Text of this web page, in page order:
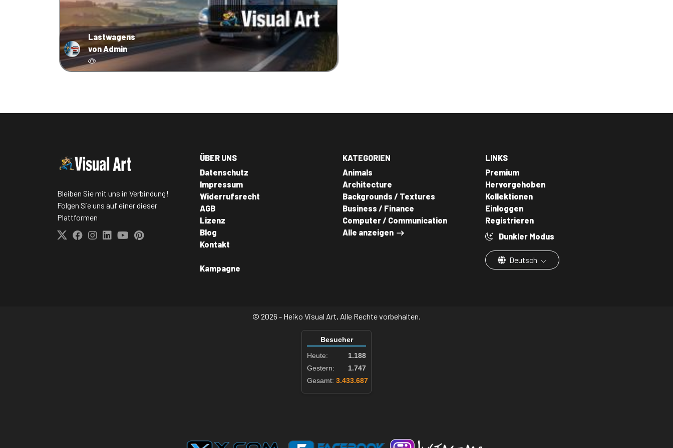
Lastwagens
von Admin
Bleiben Sie mit uns in Verbindung!
Folgen Sie uns auf einer dieser
Plattformen
ÜBER UNS
Datenschutz
Impressum
Widerrufsrecht
AGB
Lizenz
Blog
Kontakt
Kampagne
KATEGORIEN
Animals
Architecture
Backgrounds / Textures
Business / Finance
Computer / Communication
Alle anzeigen
LINKS
Premium
Hervorgehoben
Kollektionen
Einloggen
Registrieren
Dunkler Modus
Deutsch
© 2026 - Heiko Visual Art, Alle Rechte vorbehalten.
Besucher
Heute:
1.188
Gestern:
1.747
Gesamt: 3.433.687